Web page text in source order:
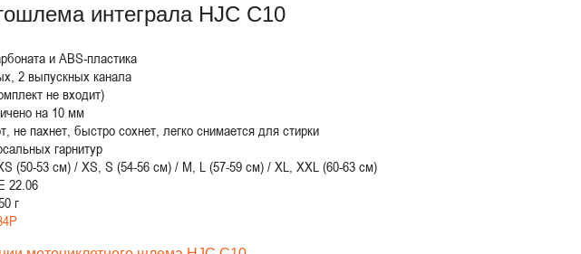
интеграла HJC C10
и ABS-пластика
2 выпускных канала
не входит)
на 10 мм
не пахнет, быстро сохнет, легко снимается для стирки
гарнитур
(50-53 см) / XS, S (54-56 см) / M, L (57-59 см) / XL, XXL (60-63 см)
22.06
г